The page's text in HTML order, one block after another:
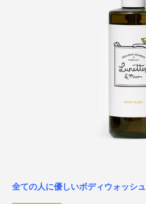
全ての人に優しいボディウォッシュ